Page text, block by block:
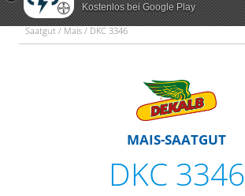
Kostenlos bei Google Play
Saatgut / Mais / DKC 3346
MAIS-SAATGUT
DKC 3346